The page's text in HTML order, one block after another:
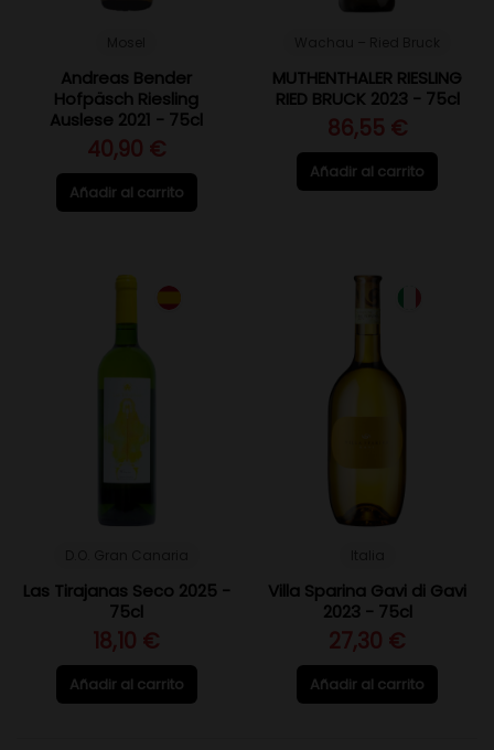
Andreas Bender
Hofpäsch Riesling
Auslese 2021 - 75cl
40,90 €
Añadir al carrito
MUTHENTHALER RIESLING
RIED BRUCK 2023 - 75cl
86,55 €
Añadir al carrito
Las Tirajanas Seco 2025 -
75cl
18,10 €
Añadir al carrito
Villa Sparina Gavi di Gavi
2023 - 75cl
27,30 €
Añadir al carrito